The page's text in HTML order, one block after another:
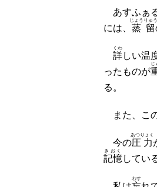
あすふぁ
には、 蒸留
じょうりゅう
詳
くわ
しい温
ったものが
じ
る。
また、こ
今の圧力
あつりょく
記憶
きおく
してい
わす